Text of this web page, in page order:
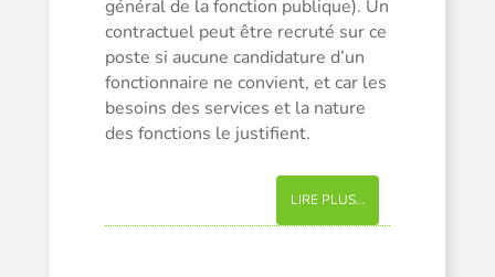
général de la fonction publique). Un
contractuel peut être recruté sur ce
poste si aucune candidature d’un
fonctionnaire ne convient, et car les
besoins des services et la nature
des fonctions le justifient.
LIRE PLUS…